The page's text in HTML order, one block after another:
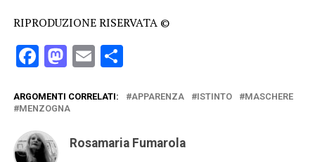
RIPRODUZIONE RISERVATA ©
Facebook
Mastodon
EmailCondividi
ARGOMENTI CORRELATI: APPARENZA ISTINTO
MASCHERE
MENZOGNA
Rosamaria Fumarola